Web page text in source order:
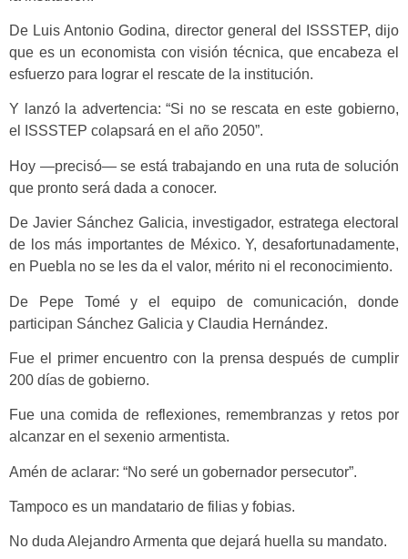
De Luis Antonio Godina, director general del ISSSTEP, dijo
que es un economista con visión técnica, que encabeza el
esfuerzo para lograr el rescate de la institución.
Y lanzó la advertencia: “Si no se rescata en este gobierno,
el ISSSTEP colapsará en el año 2050”.
Hoy —precisó— se está trabajando en una ruta de solución
que pronto será dada a conocer.
De Javier Sánchez Galicia, investigador, estratega electoral
de los más importantes de México. Y, desafortunadamente,
en Puebla no se les da el valor, mérito ni el reconocimiento.
De Pepe Tomé y el equipo de comunicación, donde
participan Sánchez Galicia y Claudia Hernández.
Fue el primer encuentro con la prensa después de cumplir
200 días de gobierno.
Fue una comida de reflexiones, remembranzas y retos por
alcanzar en el sexenio armentista.
Amén de aclarar: “No seré un gobernador persecutor”.
Tampoco es un mandatario de filias y fobias.
No duda Alejandro Armenta que dejará huella su mandato.